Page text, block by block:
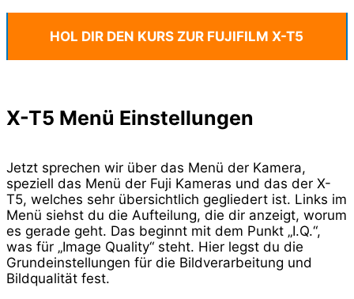
HOL DIR DEN KURS ZUR FUJIFILM X-T5
X-T5 Menü Einstellungen
Jetzt sprechen wir über das Menü der Kamera,
speziell das Menü der Fuji Kameras und das der X-
T5, welches sehr übersichtlich gegliedert ist. Links im
Menü siehst du die Aufteilung, die dir anzeigt, worum
es gerade geht. Das beginnt mit dem Punkt „I.Q.“,
was für „Image Quality“ steht. Hier legst du die
Grundeinstellungen für die Bildverarbeitung und
Bildqualität fest.